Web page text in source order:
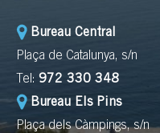
Bureau Central
Plaça de Catalunya, s/n
Tel: 972 330 348
Bureau Els Pins
Plaça dels Càmpings, s/n